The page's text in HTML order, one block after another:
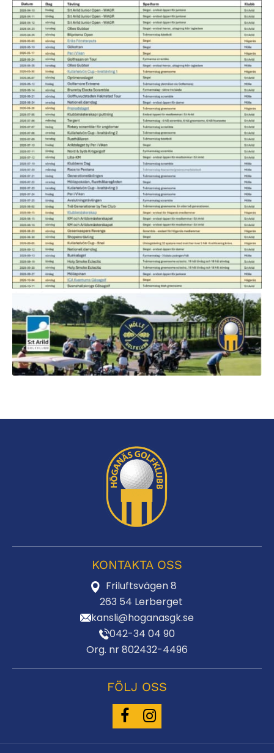
KONTAKTA OSS
Friluftsvägen 8
263 54 Lerberget
kansli@hoganasgk.se
042-34 04 90
Org. nr 802432-4496
FÖLJ OSS